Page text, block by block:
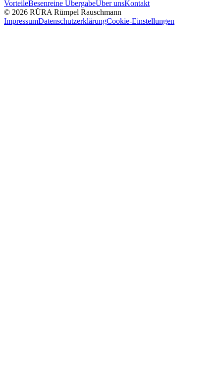
VorteileBesenreine ÜbergabeÜber unsKontakt
© 2026 RÜRA Rümpel Rauschmann
ImpressumDatenschutzerklärungCookie-Einstellungen